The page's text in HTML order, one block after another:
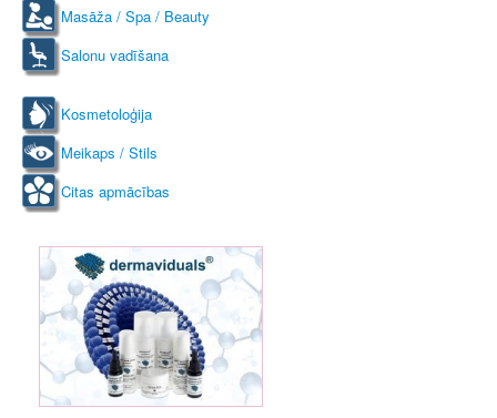
Masāža / Spa / Beauty
Salonu vadīšana
Kosmetoloģija
Meikaps / Stils
Citas apmācības